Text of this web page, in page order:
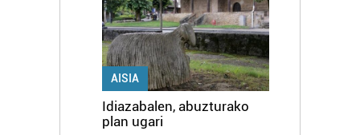
AISIA
Idiazabalen, abuzturako
plan ugari